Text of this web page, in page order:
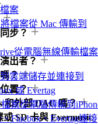
案
檔案從 Mac 傳輸到
從電腦無線傳輸檔
雲端儲存並連接到
或 Evertag
案從電腦傳輸到
Flacbox、Evertag連接
步？
出者？
？
置？
和外部 DAC 嗎？
SD 卡與 Evermusic